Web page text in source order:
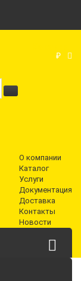
₽
О компании
Каталог
Услуги
Документация
Доставка
Контакты
Новости